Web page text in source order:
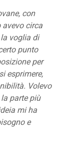
con
avevo circa
voglia di
punto
per
esprimere,
Volevo
parte più
mi ha
e